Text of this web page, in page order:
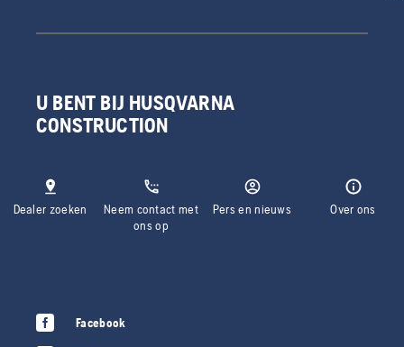
U BENT BIJ HUSQVARNA
CONSTRUCTION
Dealer zoeken
Neem contact met
ons op
Pers en nieuws Over ons
Facebook